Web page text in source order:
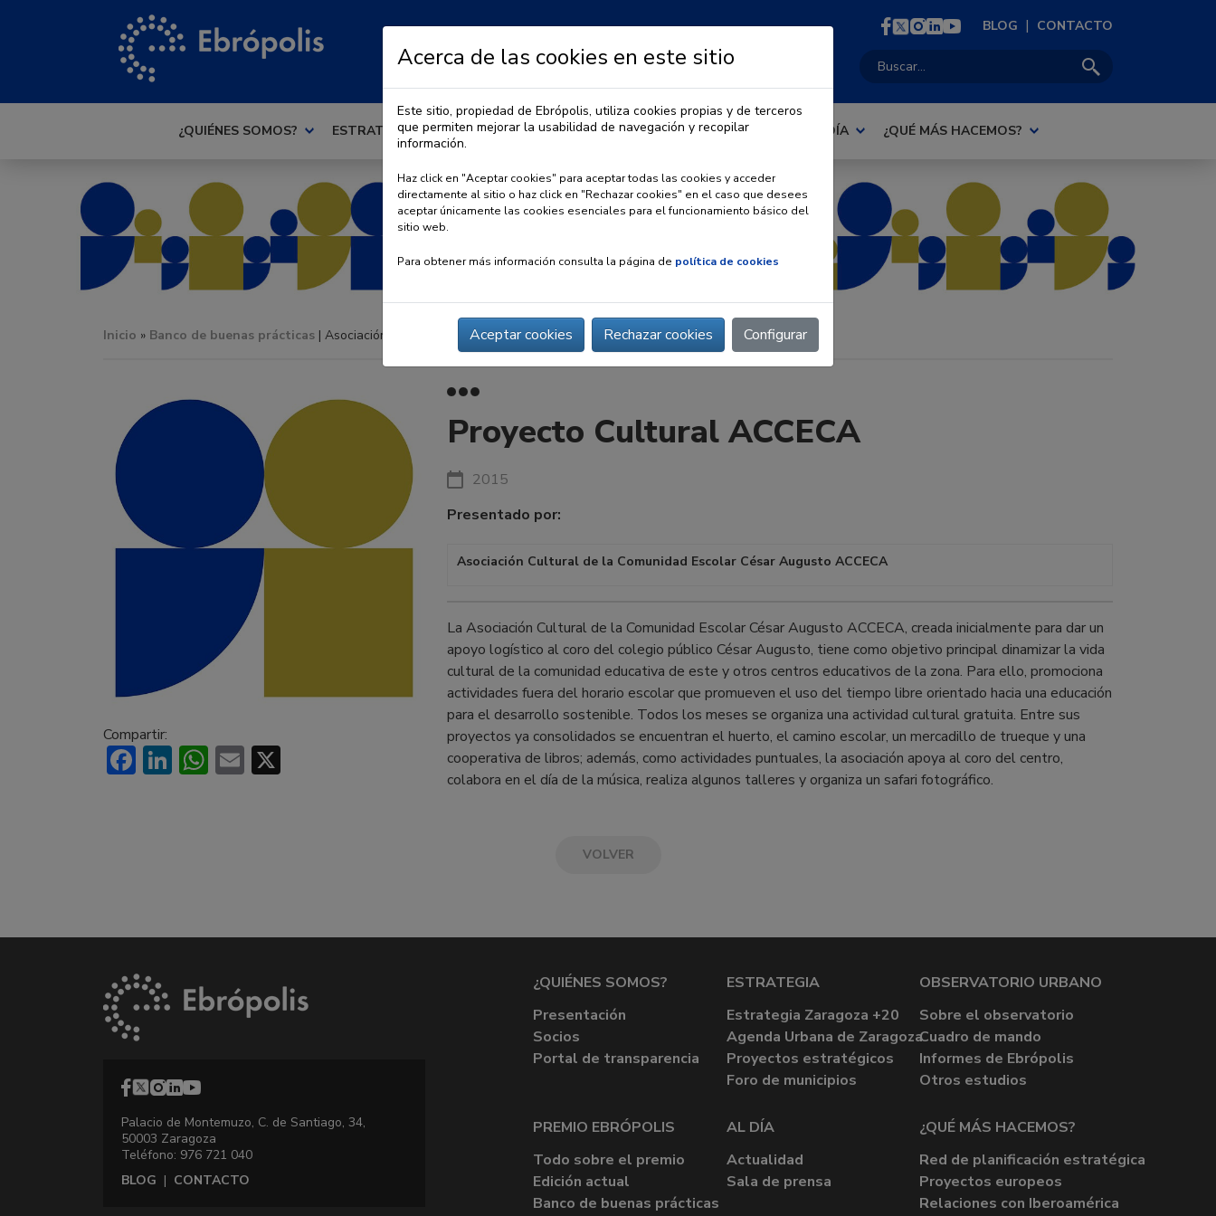
BLOG | CONTACTO
¿QUIÉNES SOMOS? ESTRATEGIA OBSERVATORIO URBANO PREMIO EBRÓPOLIS AL DÍA ¿QUÉ MÁS HACEMOS?
Inicio » Banco de buenas prácticas | Asociación Cultural de la Comunidad Escolar César Augusto ACCECA
Compartir:
Facebook
LinkedIn
WhatsApp
Email
Proyecto Cultural ACCECA
2015
Presentado por:
Asociación Cultural de la Comunidad Escolar César Augusto ACCECA
La Asociación Cultural de la Comunidad Escolar César Augusto ACCECA, creada inicialmente para dar un
apoyo logístico al coro del colegio público César Augusto, tiene como objetivo principal dinamizar la vida
cultural de la comunidad educativa de este y otros centros educativos de la zona. Para ello, promociona
actividades fuera del horario escolar que promueven el uso del tiempo libre orientado hacia una educación
para el desarrollo sostenible. Todos los meses se organiza una actividad cultural gratuita. Entre sus
proyectos ya consolidados se encuentran el huerto, el camino escolar, un mercadillo de trueque y una
cooperativa de libros; además, como actividades puntuales, la asociación apoya al coro del centro,
colabora en el día de la música, realiza algunos talleres y organiza un safari fotográfico.
VOLVER
Palacio de Montemuzo, C. de Santiago, 34,
50003 Zaragoza
Teléfono: 976 721 040
BLOG | CONTACTO
¿QUIÉNES SOMOS?
Presentación
Socios
Portal de transparencia
ESTRATEGIA
Estrategia Zaragoza +20
Agenda Urbana de Zaragoza
Proyectos estratégicos
Foro de municipios
OBSERVATORIO URBANO
Sobre el observatorio
Cuadro de mando
Informes de Ebrópolis
Otros estudios
PREMIO EBRÓPOLIS
Todo sobre el premio
Edición actual
Banco de buenas prácticas
AL DÍA
Actualidad
Sala de prensa
¿QUÉ MÁS HACEMOS?
Red de planificación estratégica
Proyectos europeos
Relaciones con Iberoamérica
Acerca de las cookies en este sitio
Este sitio, propiedad de Ebrópolis, utiliza cookies propias y de terceros
que permiten mejorar la usabilidad de navegación y recopilar
información.
Haz click en "Aceptar cookies" para aceptar todas las cookies y acceder
directamente al sitio o haz click en "Rechazar cookies" en el caso que desees
aceptar únicamente las cookies esenciales para el funcionamiento básico del
sitio web.
Para obtener más información consulta la página de política de cookies
Aceptar cookies Rechazar cookies Configurar